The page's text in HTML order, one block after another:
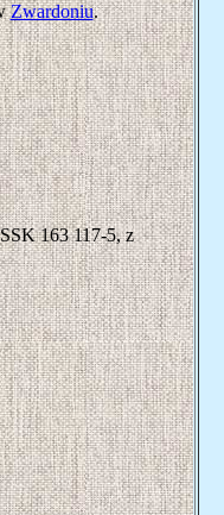
Zwardoniu.
163 117-5, z